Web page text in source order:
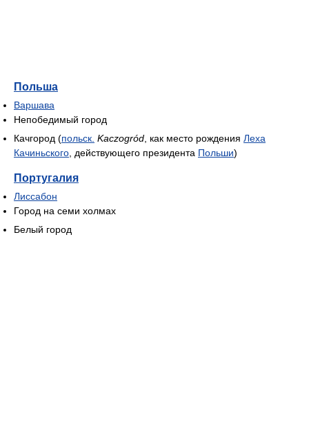
Польша
Варшава
Непобедимый город
Качгород (польск. Kaczogród , как место рождения Леха
Качиньского , действующего президента Польши)
Португалия
Лиссабон
Город на семи холмах
Белый город